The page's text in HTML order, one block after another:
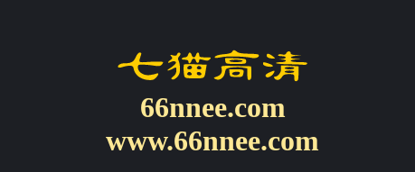
66nnee.com
www.66nnee.com